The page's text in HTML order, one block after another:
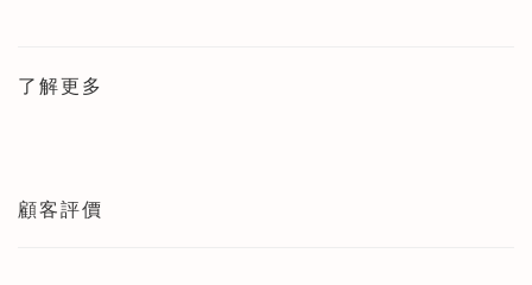
了解更多
顧客評價